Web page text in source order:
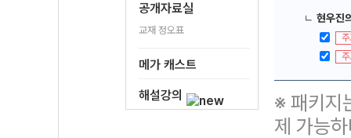
공개자료실
교재 정오표
메가 캐스트
해설강의
ㄴ 현우진
※ 패키지
제 가능